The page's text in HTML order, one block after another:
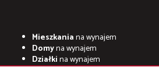
Mieszkaniana wynajem
Domyna wynajem
Działkina wynajem
Lokalena wynajem